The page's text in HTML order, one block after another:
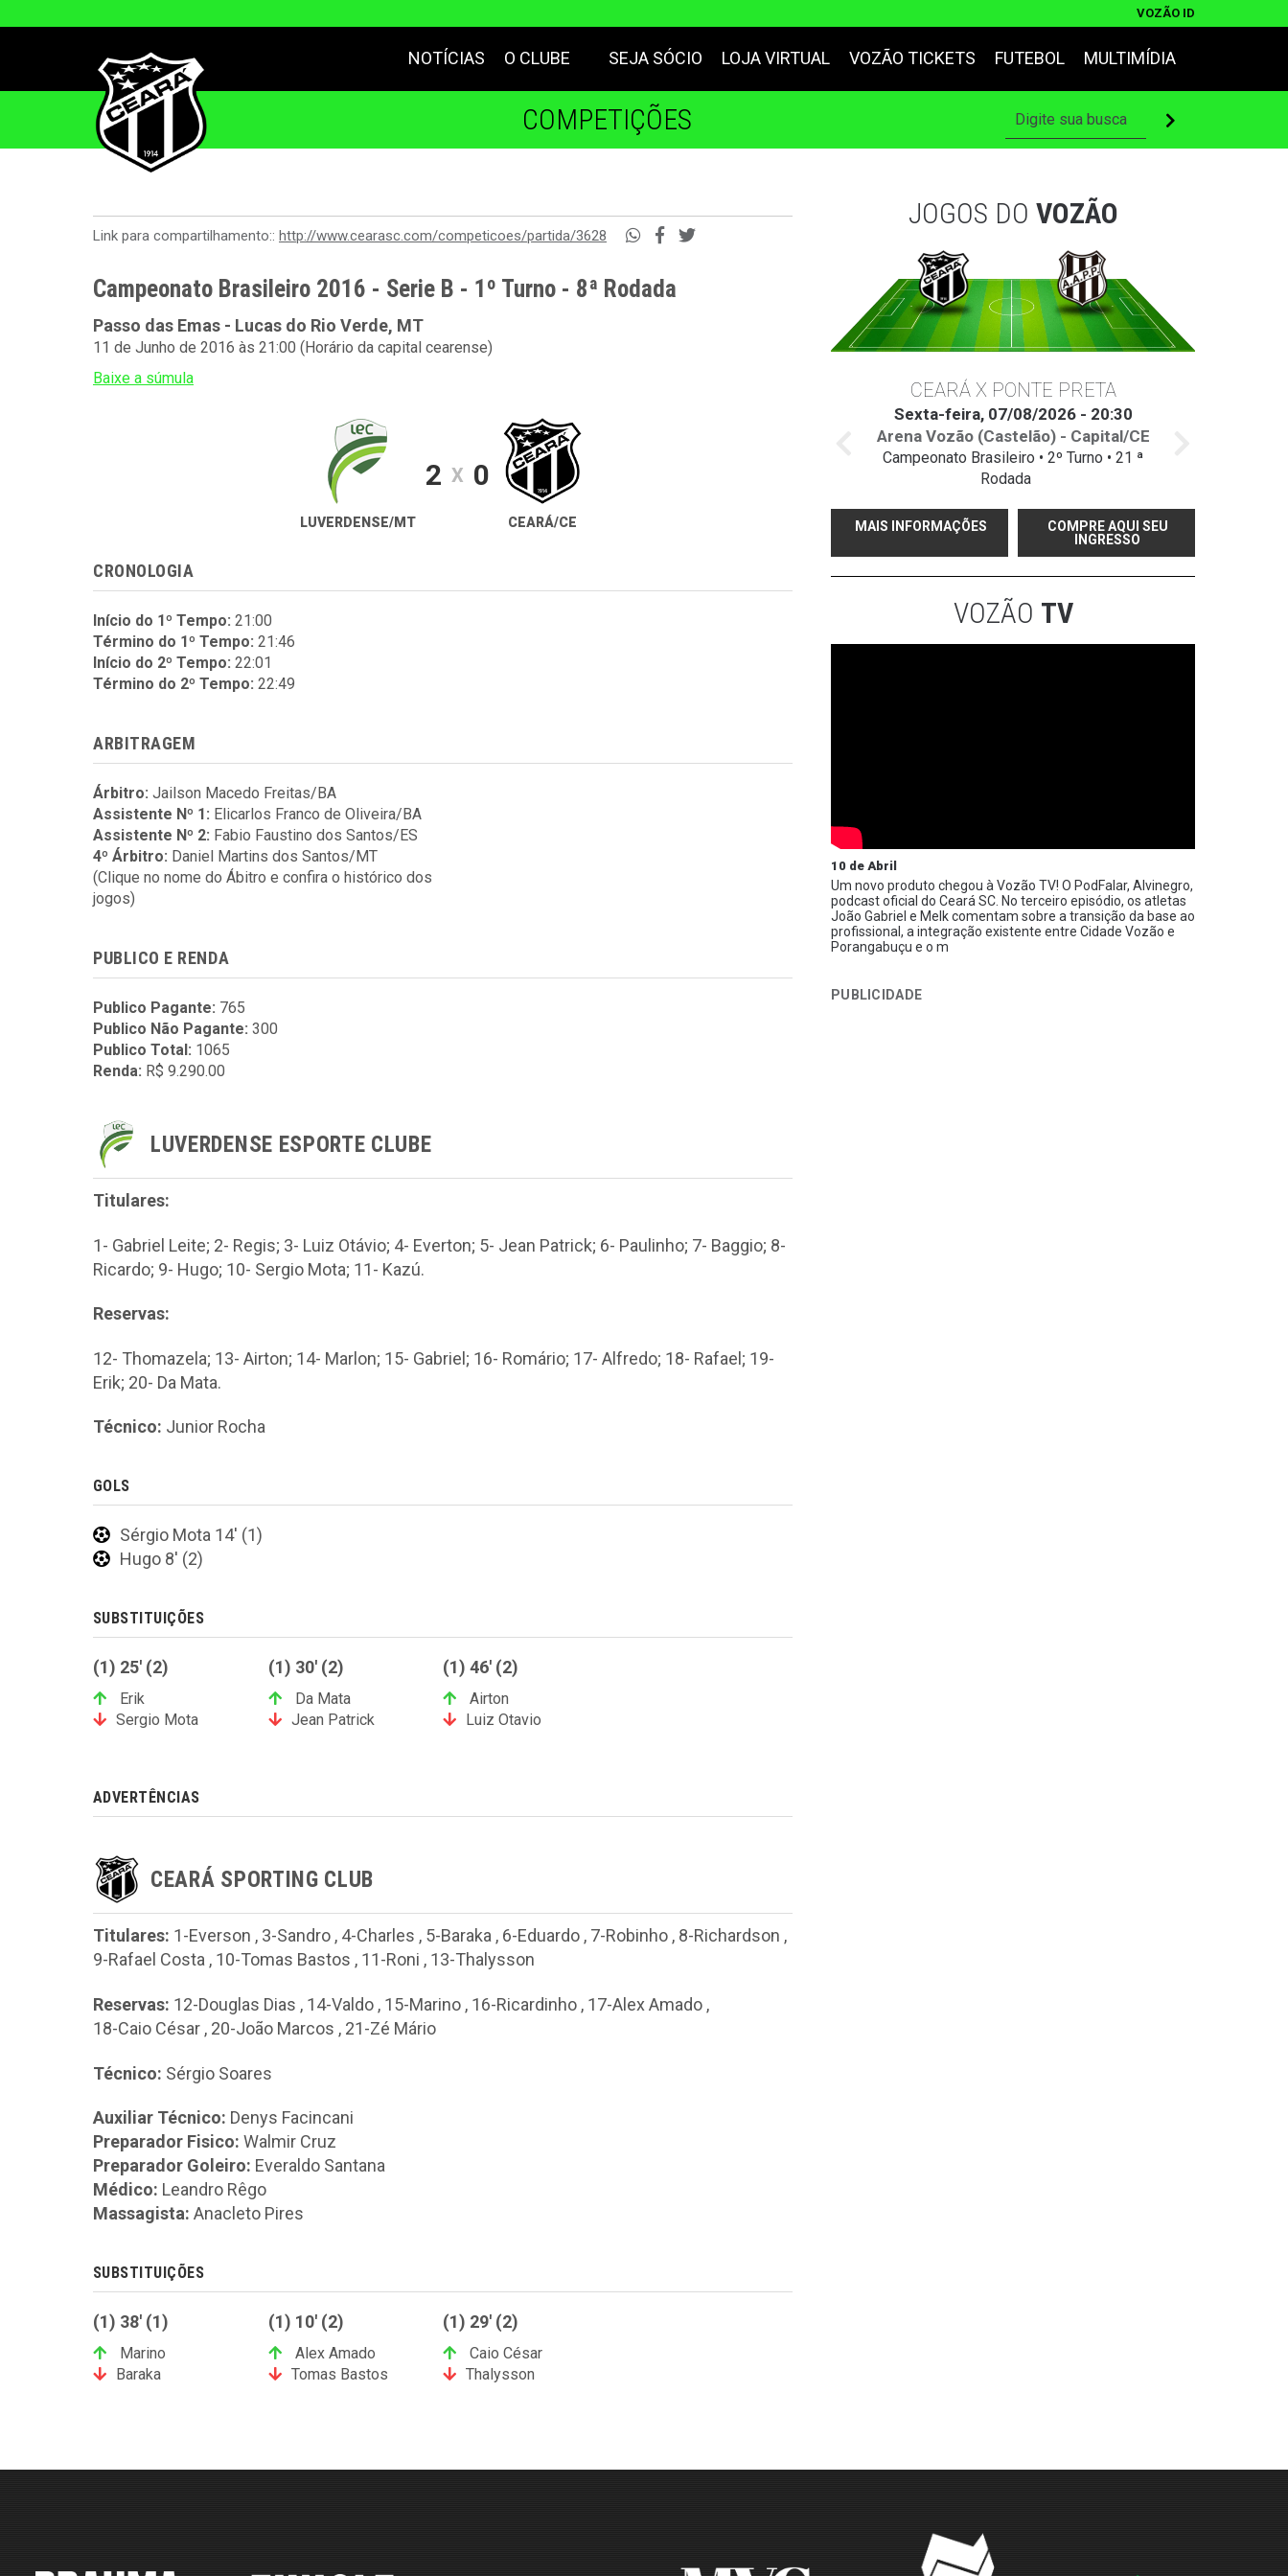
VOZÃO ID
NOTÍCIAS O CLUBE SEJA SÓCIO LOJA VIRTUAL VOZÃO TICKETS FUTEBOL MULTIMÍDIA
COMPETIÇÕES
Link para compartilhamento:: http://www.cearasc.com/competicoes/partida/3628
Campeonato Brasileiro 2016 - Serie B - 1º Turno - 8ª Rodada
Passo das Emas - Lucas do Rio Verde, MT
11 de Junho de 2016 às 21:00 (Horário da capital cearense)
Baixe a súmula
LUVERDENSE/MT
2 X 0
CEARÁ/CE
CRONOLOGIA
Início do 1º Tempo: 21:00
Término do 1º Tempo: 21:46
Início do 2º Tempo: 22:01
Término do 2º Tempo: 22:49
ARBITRAGEM
Árbitro: Jailson Macedo Freitas/BA
Assistente Nº 1: Elicarlos Franco de Oliveira/BA
Assistente Nº 2: Fabio Faustino dos Santos/ES
4º Árbitro: Daniel Martins dos Santos/MT
(Clique no nome do Ábitro e confira o histórico dos
jogos)
PUBLICO E RENDA
Publico Pagante: 765
Publico Não Pagante: 300
Publico Total: 1065
Renda: R$ 9.290.00
LUVERDENSE ESPORTE CLUBE
Titulares:
1- Gabriel Leite; 2- Regis; 3- Luiz Otávio; 4- Everton; 5- Jean Patrick; 6- Paulinho; 7- Baggio; 8-
Ricardo; 9- Hugo; 10- Sergio Mota; 11- Kazú.
Reservas:
12- Thomazela; 13- Airton; 14- Marlon; 15- Gabriel; 16- Romário; 17- Alfredo; 18- Rafael; 19-
Erik; 20- Da Mata.
Técnico: Junior Rocha
GOLS
Sérgio Mota 14' (1)
Hugo 8' (2)
SUBSTITUIÇÕES
(1) 25' (2)
Erik
Sergio Mota
(1) 30' (2)
Da Mata
Jean Patrick
(1) 46' (2)
Airton
Luiz Otavio
ADVERTÊNCIAS
CEARÁ SPORTING CLUB
Titulares: 1-Everson , 3-Sandro , 4-Charles , 5-Baraka , 6-Eduardo , 7-Robinho , 8-Richardson ,
9-Rafael Costa , 10-Tomas Bastos , 11-Roni , 13-Thalysson
Reservas: 12-Douglas Dias , 14-Valdo , 15-Marino , 16-Ricardinho , 17-Alex Amado ,
18-Caio César , 20-João Marcos , 21-Zé Mário
Técnico: Sérgio Soares
Auxiliar Técnico: Denys Facincani
Preparador Fisico: Walmir Cruz
Preparador Goleiro: Everaldo Santana
Médico: Leandro Rêgo
Massagista: Anacleto Pires
SUBSTITUIÇÕES
(1) 38' (1)
Marino
Baraka
(1) 10' (2)
Alex Amado
Tomas Bastos
(1) 29' (2)
Caio César
Thalysson
JOGOS DO VOZÃO
CEARÁ X PONTE PRETA
Sexta-feira, 07/08/2026 - 20:30
Arena Vozão (Castelão) - Capital/CE
Campeonato Brasileiro • 2º Turno • 21 ª
Rodada
MAIS INFORMAÇÕES
COMPRE AQUI SEU
INGRESSO
VOZÃO TV
10 de Abril
Um novo produto chegou à Vozão TV! O PodFalar, Alvinegro,
podcast oficial do Ceará SC. No terceiro episódio, os atletas
João Gabriel e Melk comentam sobre a transição da base ao
profissional, a integração existente entre Cidade Vozão e
Porangabuçu e o m
PUBLICIDADE